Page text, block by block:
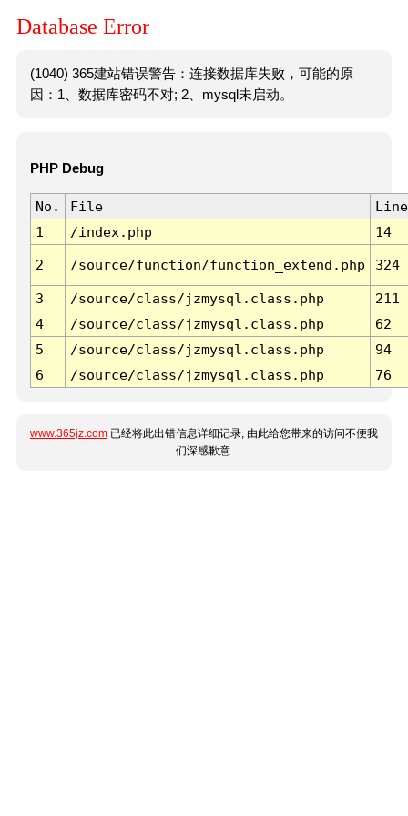
Database Error
(1040) 365建站错误警告：连接数据库失败，可能的原
因：1、数据库密码不对; 2、mysql未启动。
PHP Debug
No. File
Line
1
/index.php 14
2 /source/function/function_extend.php 324
3 /source/class/jzmysql.class.php
211
4
/source/class/jzmysql.class.php
62
5
/source/class/jzmysql.class.php
94
6
/source/class/jzmysql.class.php 76
www.365jz.com 已经将此出错信息详细记录, 由此给您带来的访问不便我
们深感歉意.